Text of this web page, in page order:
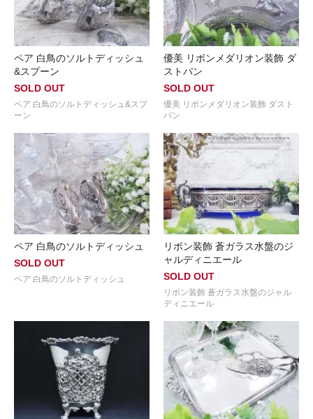
ペア 白鳥のソルトディッシュ
&スプーン
SOLD OUT
ペア 白鳥のソルトディッシュ&スプ
ーン
優美 リボンメダリオン装飾 ダ
ストパン
SOLD OUT
優美 リボンメダリオン装飾 ダスト
パン
ペア 白鳥のソルトディッシュ
SOLD OUT
ペア 白鳥のソルトディッシュ
リボン装飾 蒼ガラス水盤のジ
ャルディニエール
SOLD OUT
リボン装飾 蒼ガラス水盤のジャル
ディニエール